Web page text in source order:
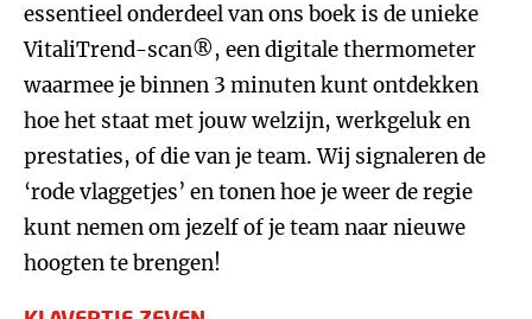
essentieel onderdeel van ons boek is de unieke
VitaliTrend-scan®, een digitale thermometer
waarmee je binnen 3 minuten kunt ontdekken
hoe het staat met jouw welzijn, werkgeluk en
prestaties, of die van je team. Wij signaleren de
‘rode vlaggetjes’ en tonen hoe je weer de regie
kunt nemen om jezelf of je team naar nieuwe
hoogten te brengen!